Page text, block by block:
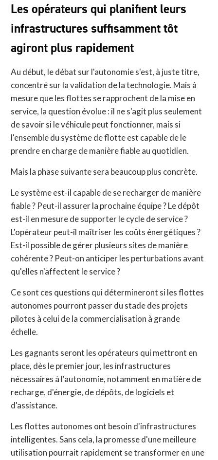
Les opérateurs qui planifient leurs
infrastructures suffisamment tôt
agiront plus rapidement
Au début, le débat sur l'autonomie s'est, à juste titre,
concentré sur la validation de la technologie. Mais à
mesure que les flottes se rapprochent de la mise en
service, la question évolue : il ne s'agit plus seulement
de savoir si le véhicule peut fonctionner, mais si
l'ensemble du système de flotte est capable de le
prendre en charge de manière fiable au quotidien.
Mais la phase suivante sera beaucoup plus concrète.
Le système est-il capable de se recharger de manière
fiable ? Peut-il assurer la prochaine équipe ? Le dépôt
est-il en mesure de supporter le cycle de service ?
L'opérateur peut-il maîtriser les coûts énergétiques ?
Est-il possible de gérer plusieurs sites de manière
cohérente ? Peut-on anticiper les perturbations avant
qu'elles n'affectent le service ?
Ce sont ces questions qui détermineront si les flottes
autonomes pourront passer du stade des projets
pilotes à celui de la commercialisation à grande
échelle.
Les gagnants seront les opérateurs qui mettront en
place, dès le premier jour, les infrastructures
nécessaires à l'autonomie, notamment en matière de
recharge, d'énergie, de dépôts, de logiciels et
d'assistance.
Les flottes autonomes ont besoin d'infrastructures
intelligentes. Sans cela, la promesse d'une meilleure
utilisation pourrait rapidement se transformer en une